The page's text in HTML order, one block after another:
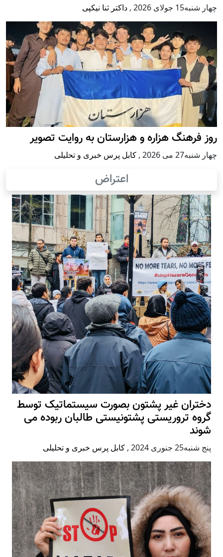
چهار شنبه15 جولای 2026 , داکتر ثنا نیکپی
روز فرهنگ هزاره و هزارستان به روایت تصویر
چهار شنبه27 می 2026 , کابل پرس خبری و تحلیلی
اعتراض
دختران غیر پشتون بصورت سیستماتیک توسط
گروه تروریستی پشتونیستی طالبان ربوده می
شوند
پنج شنبه25 جنوری 2024 , کابل پرس خبری و تحلیلی